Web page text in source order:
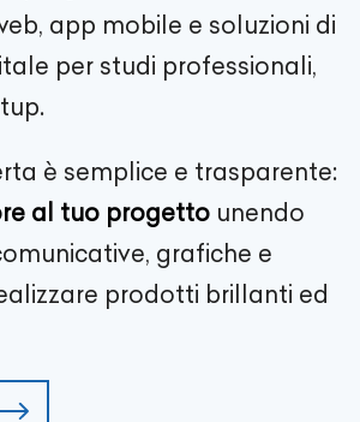
app mobile e soluzioni di
per studi professionali,
è semplice e trasparente:
al tuo progetto unendo
grafiche e
prodotti brillanti ed